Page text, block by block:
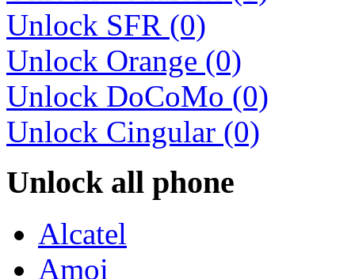
Unlock SFR (0)
Unlock Orange (0)
Unlock DoCoMo (0)
Unlock Cingular (0)
Unlock all phone
Alcatel
Amoi